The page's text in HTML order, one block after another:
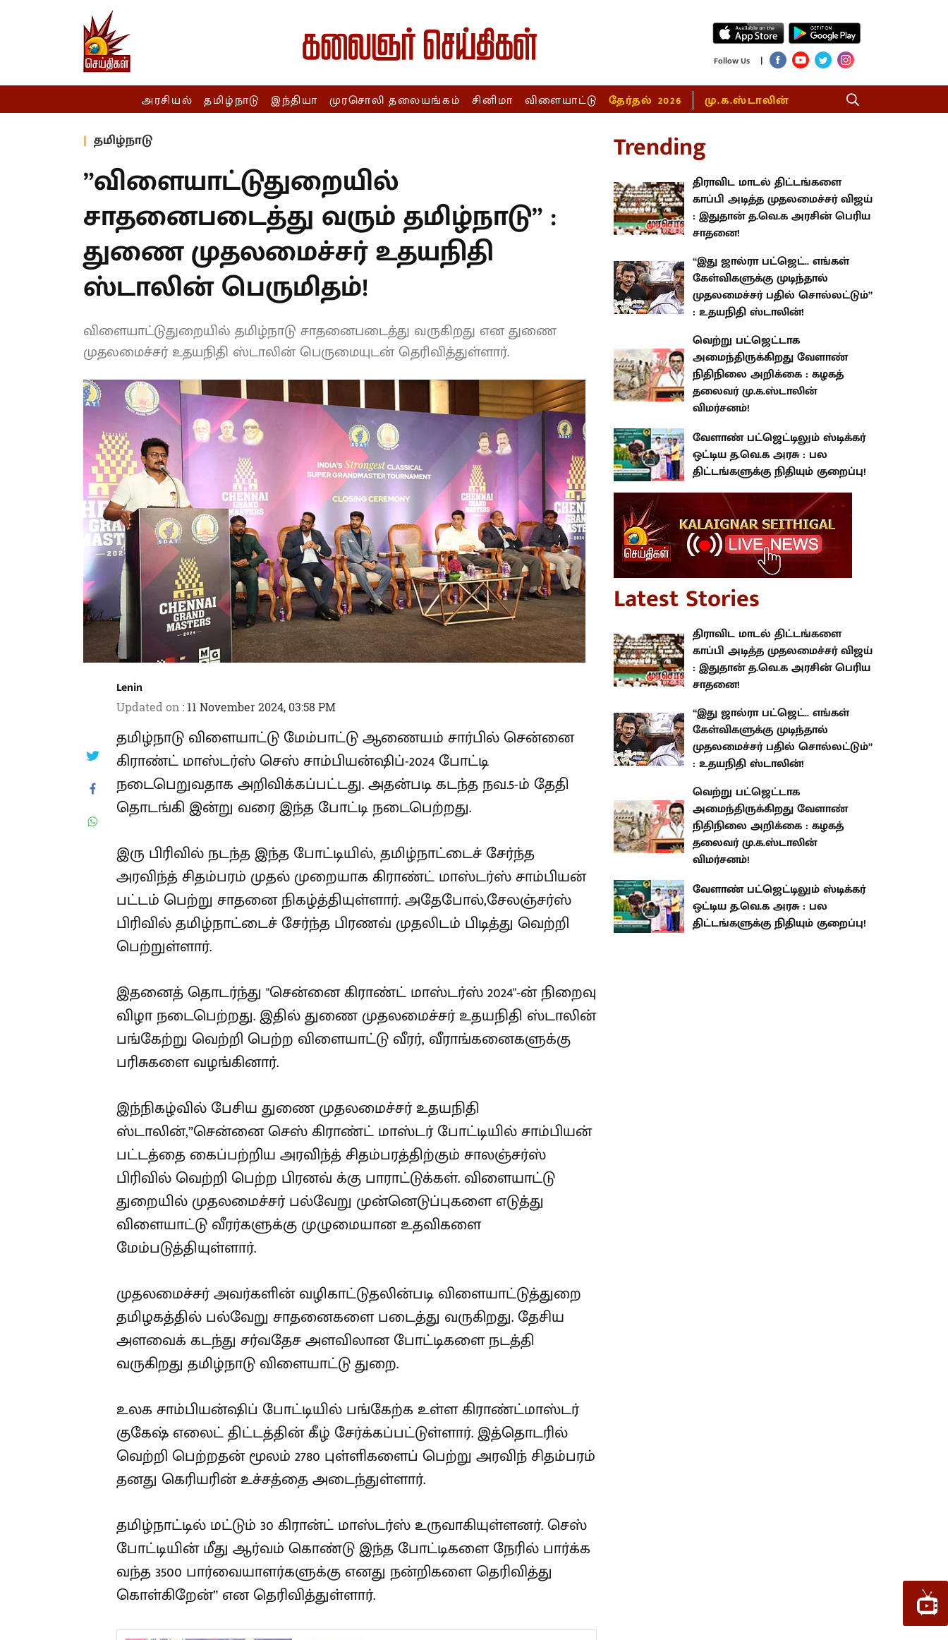
Follow Us |
அரசியல் தமிழ்நாடு இந்தியா முரசொலி தலையங்கம் சினிமா விளையாட்டு தேர்தல் 2026 மு.க.ஸ்டாலின்
தமிழ்நாடு
”விளையாட்டுதுறையில்
சாதனைபடைத்து வரும் தமிழ்நாடு” :
துணை முதலமைச்சர் உதயநிதி
ஸ்டாலின் பெருமிதம்!
விளையாட்டுதுறையில் தமிழ்நாடு சாதனைபடைத்து வருகிறது என துணை
முதலமைச்சர் உதயநிதி ஸ்டாலின் பெருமையுடன் தெரிவித்துள்ளார்.
Lenin
Updated on : 11 November 2024, 03:58 PM
தமிழ்நாடு விளையாட்டு மேம்பாட்டு ஆணையம் சார்பில் சென்னை
கிராண்ட் மாஸ்டர்ஸ் செஸ் சாம்பியன்ஷிப்-2024 போட்டி
நடைபெறுவதாக அறிவிக்கப்பட்டது. அதன்படி கடந்த நவ.5-ம் தேதி
தொடங்கி இன்று வரை இந்த போட்டி நடைபெற்றது.
இரு பிரிவில் நடந்த இந்த போட்டியில், தமிழ்நாட்டைச் சேர்ந்த
அரவிந்த் சிதம்பரம் முதல் முறையாக கிராண்ட் மாஸ்டர்ஸ் சாம்பியன்
பட்டம் பெற்று சாதனை நிகழ்த்தியுள்ளார். அதேபோல்,சேலஞ்சர்ஸ்
பிரிவில் தமிழ்நாட்டைச் சேர்ந்த பிரணவ் முதலிடம் பிடித்து வெற்றி
பெற்றுள்ளார்.
இதனைத் தொடர்ந்து "சென்னை கிராண்ட் மாஸ்டர்ஸ் 2024"-ன் நிறைவு
விழா நடைபெற்றது. இதில் துணை முதலமைச்சர் உதயநிதி ஸ்டாலின்
பங்கேற்று வெற்றி பெற்ற விளையாட்டு வீரர், வீராங்கனைகளுக்கு
பரிசுகளை வழங்கினார்.
இந்நிகழ்வில் பேசிய துணை முதலமைச்சர் உதயநிதி
ஸ்டாலின்,”சென்னை செஸ் கிராண்ட் மாஸ்டர் போட்டியில் சாம்பியன்
பட்டத்தை கைப்பற்றிய அரவிந்த் சிதம்பரத்திற்கும் சாலஞ்சர்ஸ்
பிரிவில் வெற்றி பெற்ற பிரனவ் க்கு பாராட்டுக்கள். விளையாட்டு
துறையில் முதலமைச்சர் பல்வேறு முன்னெடுப்புகளை எடுத்து
விளையாட்டு வீரர்களுக்கு முழுமையான உதவிகளை
மேம்படுத்தியுள்ளார்.
முதலமைச்சர் அவர்களின் வழிகாட்டுதலின்படி விளையாட்டுத்துறை
தமிழகத்தில் பல்வேறு சாதனைகளை படைத்து வருகிறது. தேசிய
அளவைக் கடந்து சர்வதேச அளவிலான போட்டிகளை நடத்தி
வருகிறது தமிழ்நாடு விளையாட்டு துறை.
உலக சாம்பியன்ஷிப் போட்டியில் பங்கேற்க உள்ள கிராண்ட்மாஸ்டர்
குகேஷ் எலைட் திட்டத்தின் கீழ் சேர்க்கப்பட்டுள்ளார். இத்தொடரில்
வெற்றி பெற்றதன் மூலம் 2780 புள்ளிகளைப் பெற்று அரவிந் சிதம்பரம்
தனது கெரியரின் உச்சத்தை அடைந்துள்ளார்.
தமிழ்நாட்டில் மட்டும் 30 கிரான்ட் மாஸ்டர்ஸ் உருவாகியுள்ளனர். செஸ்
போட்டியின் மீது ஆர்வம் கொண்டு இந்த போட்டிகளை நேரில் பார்க்க
வந்த 3500 பார்வையாளர்களுக்கு எனது நன்றிகளை தெரிவித்து
கொள்கிறேன்” என தெரிவித்துள்ளார்.
Trending
திராவிட மாடல் திட்டங்களை
காப்பி அடித்த முதலமைச்சர் விஜய்
: இதுதான் த.வெ.க அரசின் பெரிய
சாதனை!
“இது ஜால்ரா பட்ஜெட்.. எங்கள்
கேள்விகளுக்கு முடிந்தால்
முதலமைச்சர் பதில் சொல்லட்டும்”
: உதயநிதி ஸ்டாலின்!
வெற்று பட்ஜெட்டாக
அமைந்திருக்கிறது வேளாண்
நிதிநிலை அறிக்கை : கழகத்
தலைவர் மு.க.ஸ்டாலின்
விமர்சனம்!
வேளாண் பட்ஜெட்டிலும் ஸ்டிக்கர்
ஒட்டிய த.வெ.க அரசு : பல
திட்டங்களுக்கு நிதியும் குறைப்பு!
Latest Stories
திராவிட மாடல் திட்டங்களை
காப்பி அடித்த முதலமைச்சர் விஜய்
: இதுதான் த.வெ.க அரசின் பெரிய
சாதனை!
“இது ஜால்ரா பட்ஜெட்.. எங்கள்
கேள்விகளுக்கு முடிந்தால்
முதலமைச்சர் பதில் சொல்லட்டும்”
: உதயநிதி ஸ்டாலின்!
வெற்று பட்ஜெட்டாக
அமைந்திருக்கிறது வேளாண்
நிதிநிலை அறிக்கை : கழகத்
தலைவர் மு.க.ஸ்டாலின்
விமர்சனம்!
வேளாண் பட்ஜெட்டிலும் ஸ்டிக்கர்
ஒட்டிய த.வெ.க அரசு : பல
திட்டங்களுக்கு நிதியும் குறைப்பு!